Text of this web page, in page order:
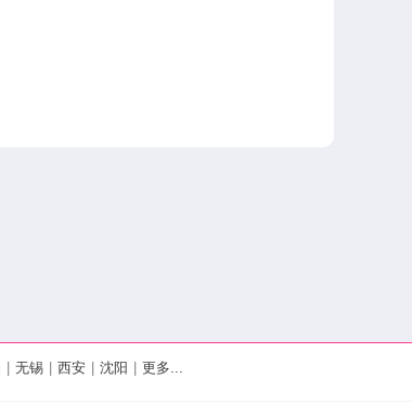
无锡 西安 沈阳
更多...